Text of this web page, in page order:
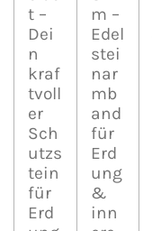
t –
Dei
n
kraf
tvoll
er
Sch
utzs
tein
für
Erd
m –
Edel
stei
nar
mb
and
für
Erd
ung
&
inn